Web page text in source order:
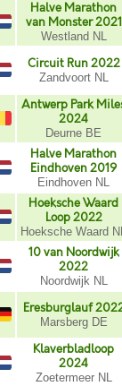
Halve Marathon
van Monster 2021
Westland NL
Circuit Run 2022
Zandvoort NL
Antwerp Park
2024
Deurne BE
Halve Marathon
Eindhoven 2019
Eindhoven NL
Hoeksche Waard
Loop 2022
Hoeksche Waard
10 van Noordwijk
2022
Noordwijk NL
Eresburglauf
Marsberg DE
Klaverbladloop
2024
Zoetermeer NL